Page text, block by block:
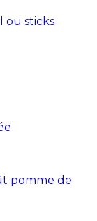
ou sticks
pomme de